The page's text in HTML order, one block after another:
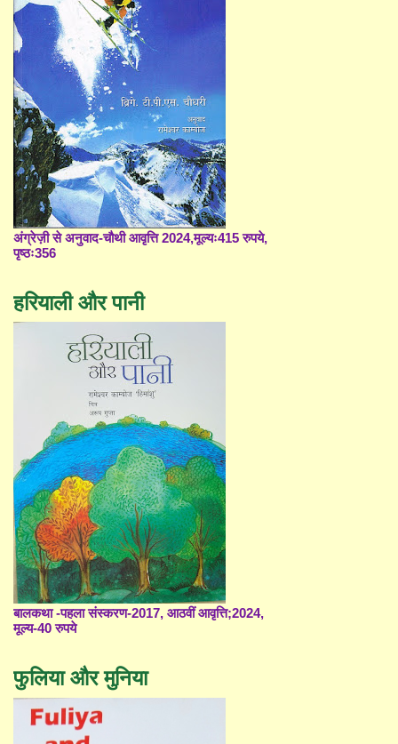
अंग्रेज़ी से अनुवाद-चौथी आवृत्ति 2024,मूल्यः415 रुपये,
पृष्ठः356
हरियाली और पानी
बालकथा -पहला संस्करण-2017, आठवीं आवृत्ति;2024,
मूल्य-40 रुपये
फुलिया और मुनिया